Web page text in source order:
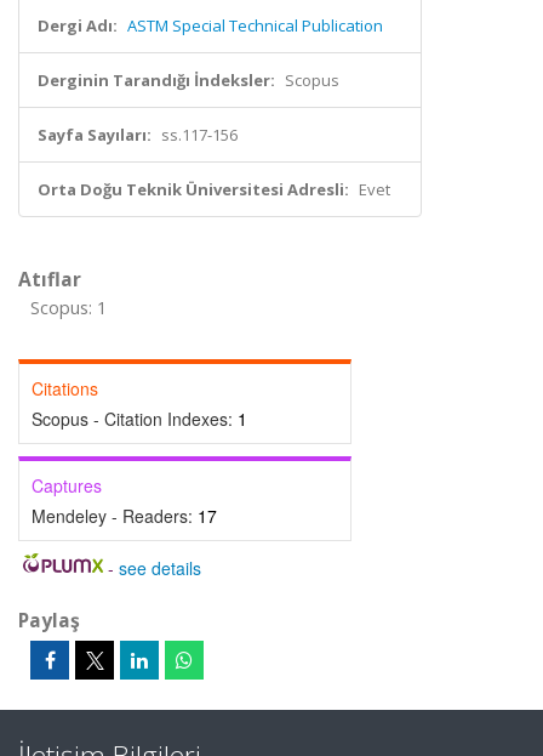
Dergi Adı: ASTM Special Technical Publication
Derginin Tarandığı İndeksler: Scopus
Sayfa Sayıları: ss.117-156
Orta Doğu Teknik Üniversitesi Adresli: Evet
Atıflar
Scopus: 1
Citations
Scopus - Citation Indexes: 1
Captures
Mendeley - Readers: 17
- see details
Paylaş